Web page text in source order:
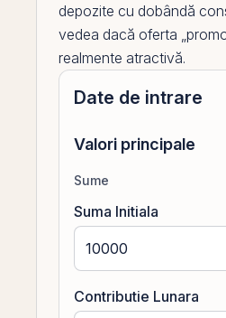
depozite cu dobândă
vedea dacă oferta
realmente atractivă.
Date de intrare
Valori principale
Sume
Suma Initiala
Contributie Lunara